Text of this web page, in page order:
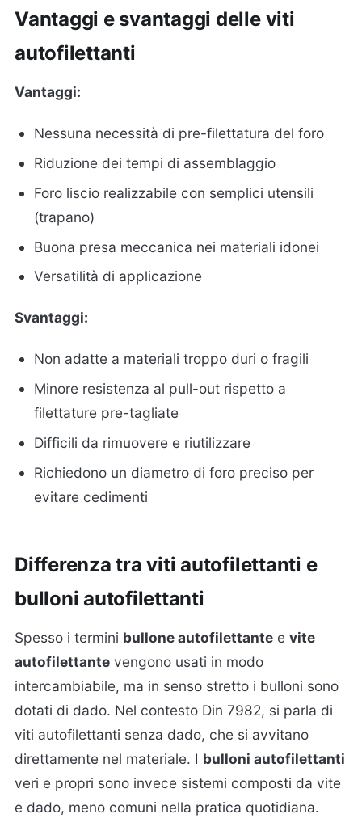
Vantaggi e svantaggi delle viti
autofilettanti
Vantaggi:
Nessuna necessità di pre-filettatura del foro
Riduzione dei tempi di assemblaggio
Foro liscio realizzabile con semplici utensili
(trapano)
Buona presa meccanica nei materiali idonei
Versatilità di applicazione
Svantaggi:
Non adatte a materiali troppo duri o fragili
Minore resistenza al pull-out rispetto a
filettature pre-tagliate
Difficili da rimuovere e riutilizzare
Richiedono un diametro di foro preciso per
evitare cedimenti
Differenza tra viti autofilettanti e
bulloni autofilettanti
Spesso i termini bullone autofilettante e vite
autofilettante vengono usati in modo
intercambiabile, ma in senso stretto i bulloni sono
dotati di dado. Nel contesto Din 7982, si parla di
viti autofilettanti senza dado, che si avvitano
direttamente nel materiale. I bulloni autofilettanti
veri e propri sono invece sistemi composti da vite
e dado, meno comuni nella pratica quotidiana.